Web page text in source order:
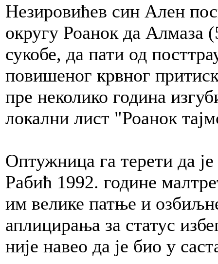
Незировићев син Ален
округу Роанок да Алмаза
сукобе, да пати од
повишеног крвног
пре неколико година
локални лист "Роанок
Оптужница га терети да
Рабић 1992. године
им велике патње и
аплицирања за статус
није навео да је био у